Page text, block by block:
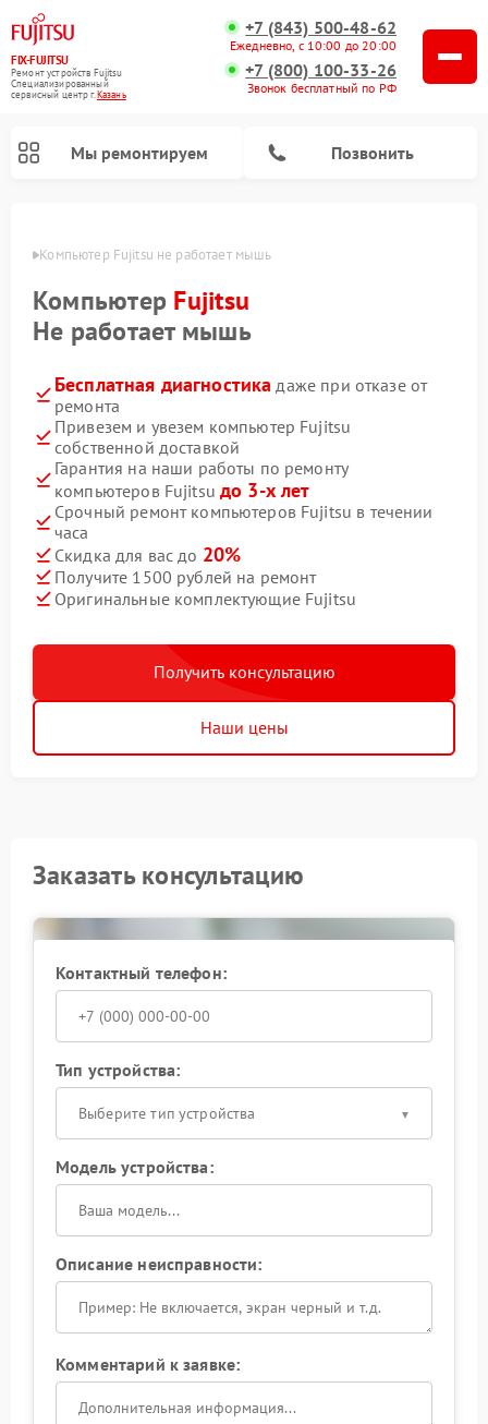
FIX-FUJITSU
Ремонт устройств Fujitsu
Специализированный
cервисный центр г.Казань
+7 (843) 500-48-62
Ежедневно, с 10:00 до 20:00
+7 (800) 100-33-26
Звонок бесплатный по РФ
Мы ремонтируем Позвонить
Компьютер Fujitsu не работает мышь
Компьютер Fujitsu
Не работает мышь
Бесплатная диагностика даже при отказе от
ремонта
Привезем и увезем компьютер Fujitsu
собственной доставкой
Гарантия на наши работы по ремонту
компьютеров Fujitsuдо 3-х лет
Срочный ремонт компьютеров Fujitsu в течении
часа
Скидка для вас до 20%
Получите 1500 рублей на ремонт
Оригинальные комплектующие Fujitsu
Получить консультацию
Наши цены
Заказать консультацию
Контактный телефон:
Тип устройства:
Выберите тип устройства
Модель устройства:
Описание неисправности:
Комментарий к заявке: